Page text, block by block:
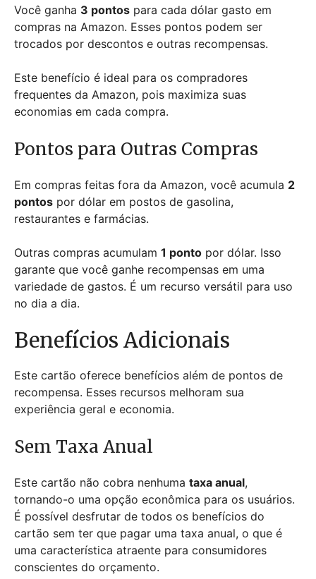
Você ganha 3 pontos para cada dólar gasto em
compras na Amazon. Esses pontos podem ser
trocados por descontos e outras recompensas.
Este benefício é ideal para os compradores
frequentes da Amazon, pois maximiza suas
economias em cada compra.
Pontos para Outras Compras
Em compras feitas fora da Amazon, você acumula 2
pontos por dólar em postos de gasolina,
restaurantes e farmácias.
Outras compras acumulam 1 ponto por dólar. Isso
garante que você ganhe recompensas em uma
variedade de gastos. É um recurso versátil para uso
no dia a dia.
Benefícios Adicionais
Este cartão oferece benefícios além de pontos de
recompensa. Esses recursos melhoram sua
experiência geral e economia.
Sem Taxa Anual
Este cartão não cobra nenhuma taxa anual,
tornando-o uma opção econômica para os usuários.
É possível desfrutar de todos os benefícios do
cartão sem ter que pagar uma taxa anual, o que é
uma característica atraente para consumidores
conscientes do orçamento.